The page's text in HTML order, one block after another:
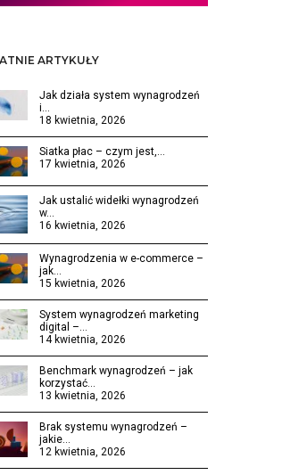
ARTYKUŁY
Jak działa system wynagrodzeń
i…
18 kwietnia, 2026
Siatka płac – czym jest,…
17 kwietnia, 2026
Jak ustalić widełki wynagrodzeń
w…
16 kwietnia, 2026
Wynagrodzenia w e-commerce –
jak…
15 kwietnia, 2026
System wynagrodzeń marketing
digital –…
14 kwietnia, 2026
Benchmark wynagrodzeń – jak
korzystać…
13 kwietnia, 2026
Brak systemu wynagrodzeń –
jakie…
12 kwietnia, 2026